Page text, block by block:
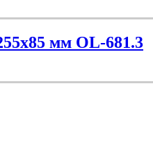
мм OL-681.3